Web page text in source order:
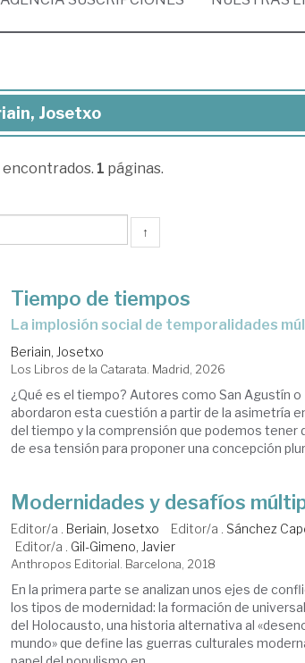
Josetxo
encontrados. 1 páginas.
↑
Tiempo de tiempos
La implosión social de temporalidades
Beriain, Josetxo
Los Libros de la Catarata. Madrid, 2026
¿Qué es el tiempo? Autores como San Agustín o
abordaron esta cuestión a partir de la asimetría
del tiempo y la comprensión que podemos tener
de esa tensión para proponer una concepción
Modernidades y desafíos
Editor/a . Beriain, Josetxo Editor/a . Sánchez
Editor/a . Gil-Gimeno, Javier
Anthropos Editorial. Barcelona, 2018
En la primera parte se analizan unos ejes de
los tipos de modernidad: la formación de
del Holocausto, una historia alternativa al
mundo» que define las guerras culturales